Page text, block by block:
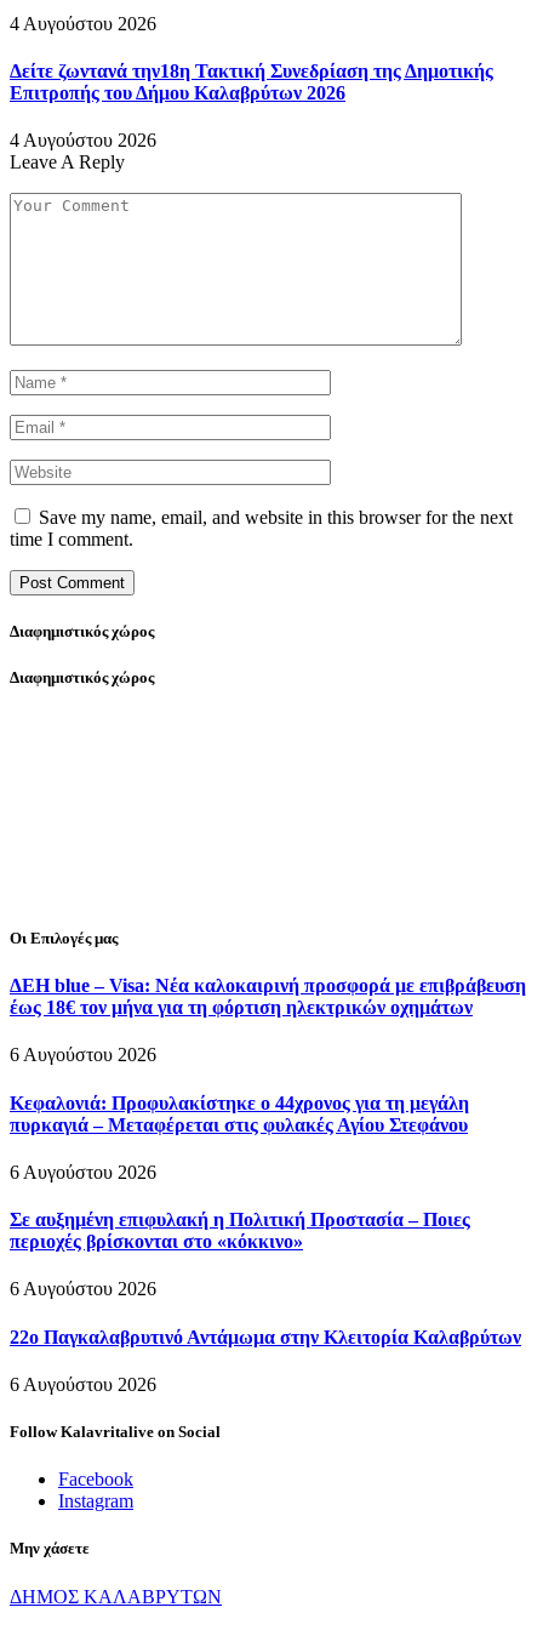
4 Αυγούστου 2026
Δείτε ζωντανά την18η Τακτική Συνεδρίαση της Δημοτικής
Επιτροπής του Δήμου Καλαβρύτων 2026
4 Αυγούστου 2026
Leave A Reply
Save my name, email, and website in this browser for the next
time I comment.
Διαφημιστικός χώρος
Διαφημιστικός χώρος
Οι Επιλογές μας
ΔΕΗ blue – Visa: Νέα καλοκαιρινή προσφορά με επιβράβευση
έως 18€ τον μήνα για τη φόρτιση ηλεκτρικών οχημάτων
6 Αυγούστου 2026
Κεφαλονιά: Προφυλακίστηκε ο 44χρονος για τη μεγάλη
πυρκαγιά – Μεταφέρεται στις φυλακές Αγίου Στεφάνου
6 Αυγούστου 2026
Σε αυξημένη επιφυλακή η Πολιτική Προστασία – Ποιες
περιοχές βρίσκονται στο «κόκκινο»
6 Αυγούστου 2026
22ο Παγκαλαβρυτινό Αντάμωμα στην Κλειτορία Καλαβρύτων
6 Αυγούστου 2026
Follow Kalavritalive on Social
Facebook
Instagram
Μην χάσετε
ΔΗΜΟΣ ΚΑΛΑΒΡΥΤΩΝ